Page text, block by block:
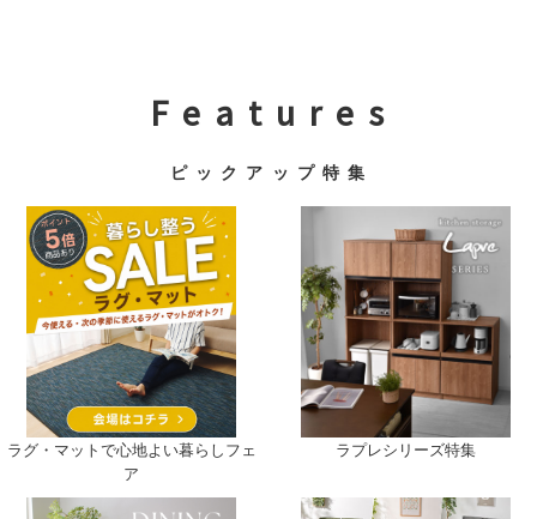
F e a t u r e s
ピ ッ ク ア ッ プ 特 集
ラグ・マットで心地よい暮らしフェ
ア
ラプレシリーズ特集